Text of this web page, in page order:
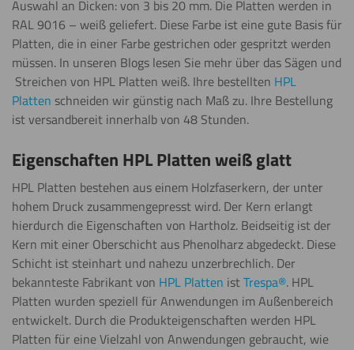
Polieren
Schneiden
Schweißen
Umdrehen
Wasserstrahl
Auswahl an Dicken: von 3 bis 20 mm. Die Platten werden in
RAL 9016 – weiß geliefert. Diese Farbe ist eine gute Basis für
Platten, die in einer Farbe gestrichen oder gespritzt werden
müssen. In unseren Blogs lesen Sie mehr über das Sägen und
Streichen von HPL Platten weiß. Ihre bestellten HPL
Platten schneiden wir günstig nach Maß zu. Ihre Bestellung
ist versandbereit innerhalb von 48 Stunden.
Eigenschaften HPL Platten weiß glatt
HPL Platten bestehen aus einem Holzfaserkern, der unter
hohem Druck zusammengepresst wird. Der Kern erlangt
hierdurch die Eigenschaften von Hartholz. Beidseitig ist der
Kern mit einer Oberschicht aus Phenolharz abgedeckt. Diese
Schicht ist steinhart und nahezu unzerbrechlich. Der
bekannteste Fabrikant von HPL Platten istTrespa®. HPL
Platten wurden speziell für Anwendungen im Außenbereich
entwickelt. Durch die Produkteigenschaften werden HPL
Platten für eine Vielzahl von Anwendungen gebraucht, wie